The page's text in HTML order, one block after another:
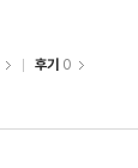
후기 0